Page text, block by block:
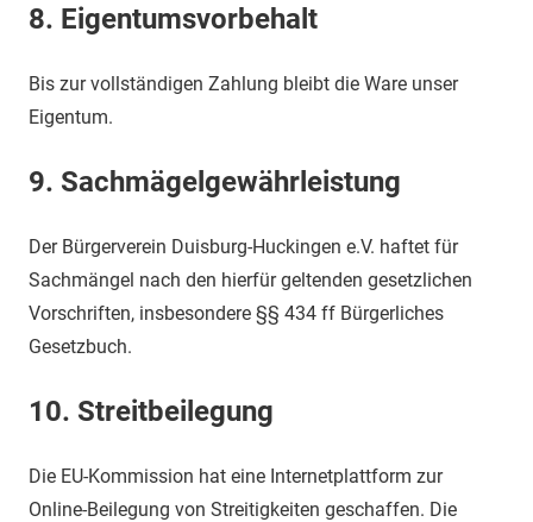
8. Eigentumsvorbehalt
Bis zur vollständigen Zahlung bleibt die Ware unser
Eigentum.
9. Sachmägelgewährleistung
Der Bürgerverein Duisburg-Huckingen e.V. haftet für
Sachmängel nach den hierfür geltenden gesetzlichen
Vorschriften, insbesondere §§ 434 ff Bürgerliches
Gesetzbuch.
10. Streitbeilegung
Die EU-Kommission hat eine Internetplattform zur
Online-Beilegung von Streitigkeiten geschaffen. Die